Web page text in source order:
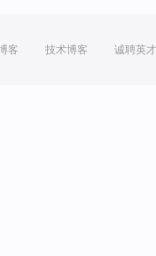
客 技术博客 诚聘英才